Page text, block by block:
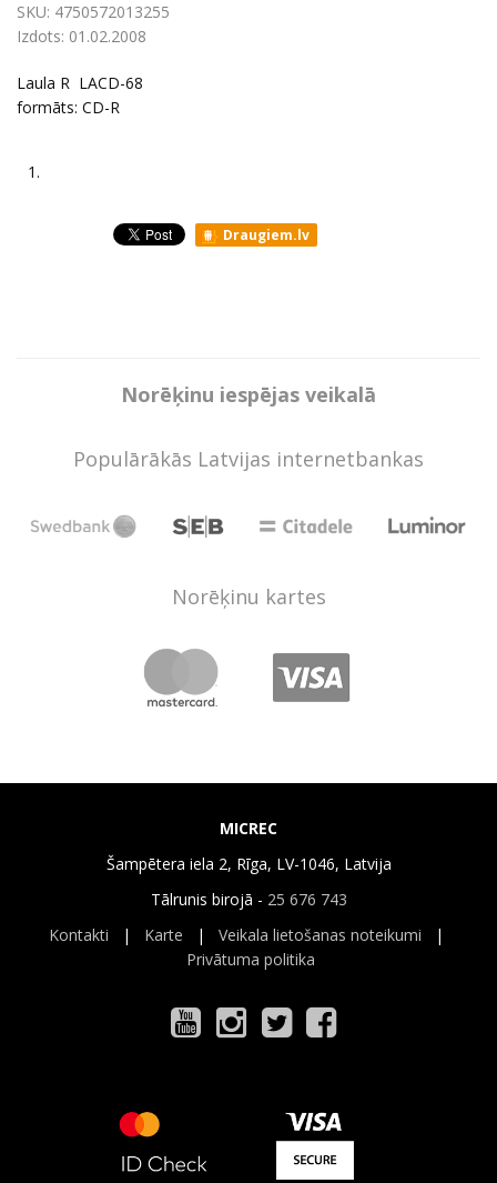
SKU: 4750572013255
Izdots: 01.02.2008
Laula R LACD-68
formāts: CD-R
1.
Draugiem.lv
Norēķinu iespējas veikalā
Populārākās Latvijas internetbankas
Norēķinu kartes
MICREC
Šampētera iela 2, Rīga, LV-1046, Latvija
Tālrunis birojā - 25 676 743
Kontakti | Karte | Veikala lietošanas noteikumi |
Privātuma politika